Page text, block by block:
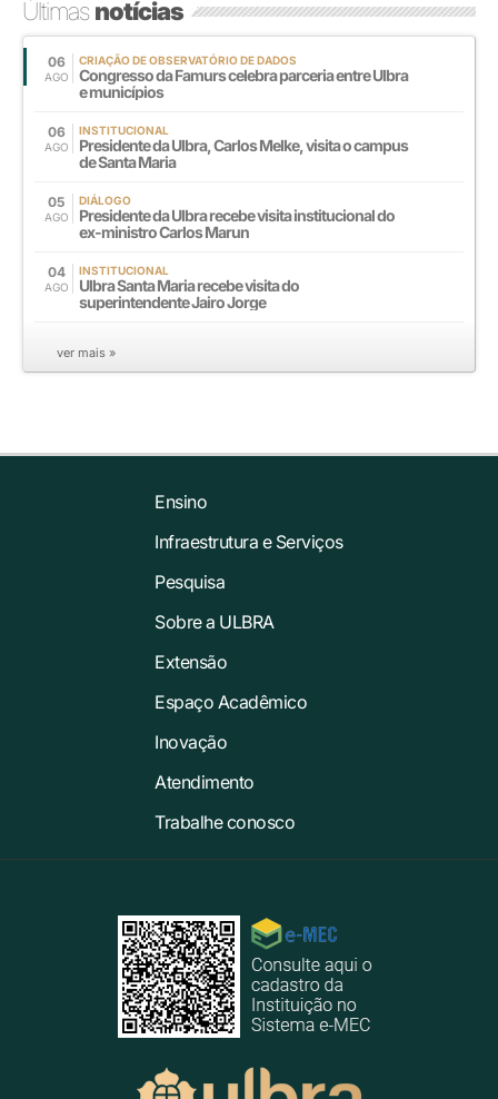
Últimasnotícias
06
AGO
CRIAÇÃO DE OBSERVATÓRIO DE DADOS
Congresso da Famurs celebra parceria entre Ulbra
e municípios
06
AGO
INSTITUCIONAL
Presidente da Ulbra, Carlos Melke, visita o campus
de Santa Maria
05
AGO
DIÁLOGO
Presidente da Ulbra recebe visita institucional do
ex-ministro Carlos Marun
04
AGO
INSTITUCIONAL
Ulbra Santa Maria recebe visita do
superintendente Jairo Jorge
ver mais »
Ensino
Infraestrutura e Serviços
Pesquisa
Sobre a ULBRA
Extensão
Espaço Acadêmico
Inovação
Atendimento
Trabalhe conosco